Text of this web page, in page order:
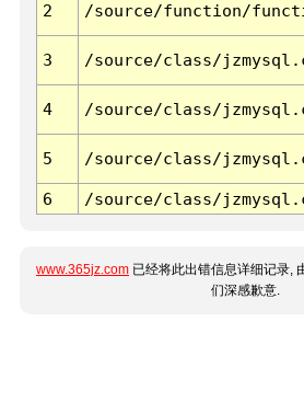
2 /source/function/
3 /source/class/
4 /source/class/
5 /source/class/
6 /source/class/
www.365jz.com 已经将此出错信息详细记录,
们深感歉意.